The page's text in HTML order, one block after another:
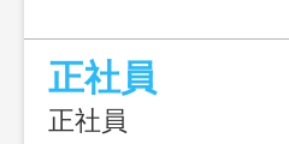
正社員
正社員